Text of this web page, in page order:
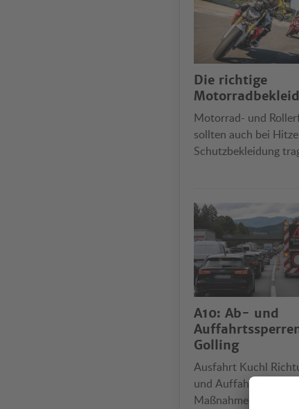
Die richtige
Motorrad- und
sollten auch bei
Schutzbekleidung
A10: Ab- und
Golling
Ausfahrt Kuchl
und Auffahrten
Maßnahme gilt auch